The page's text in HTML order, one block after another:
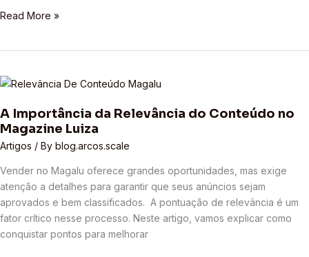
Read More »
A Importância da Relevância do Conteúdo no
Magazine Luiza
Artigos / By blog.arcos.scale
Vender no Magalu oferece grandes oportunidades, mas exige
atenção a detalhes para garantir que seus anúncios sejam
aprovados e bem classificados. A pontuação de relevância é um
fator crítico nesse processo. Neste artigo, vamos explicar como
conquistar pontos para melhorar
A
da
Relevância
do
no
Magazine
Luiza